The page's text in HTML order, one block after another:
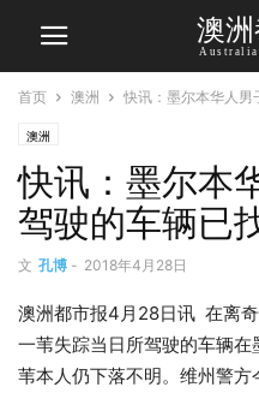
澳
首页 澳洲 快讯：墨尔本华人男
澳洲
快讯：墨尔本
驾驶的车辆已
文 孔博 - 2018年4月28日
澳洲都市报4月28日讯 在离
一苇失踪当日所驾驶的车辆
苇本人仍下落不明。维州警